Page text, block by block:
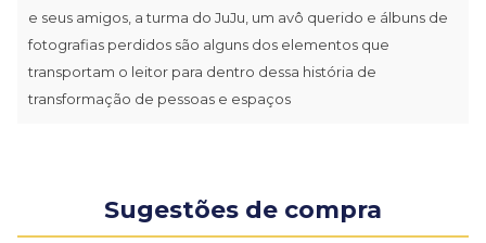
e seus amigos, a turma do JuJu, um avô querido e álbuns de
fotografias perdidos são alguns dos elementos que
transportam o leitor para dentro dessa história de
transformação de pessoas e espaços
Sugestões de compra